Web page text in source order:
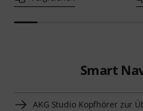
Smart
AKG Studio Kopfhörer zur